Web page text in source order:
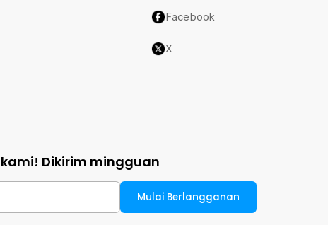
Facebook
X
kami! Dikirim mingguan
Mulai Berlangganan